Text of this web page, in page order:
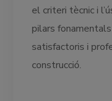
el criteri tècnic i
pilars
satisfactoris i
construcció.